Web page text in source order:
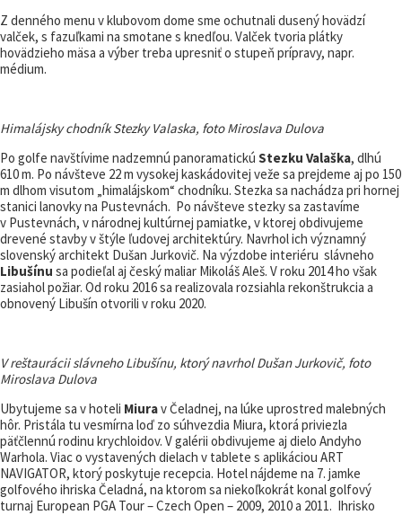
Z denného menu v klubovom dome sme ochutnali dusený hovädzí
valček, s fazuľkami na smotane s knedľou. Valček tvoria plátky
hovädzieho mäsa a výber treba upresniť o stupeň prípravy, napr.
médium.
Himalájsky chodník Stezky Valaska, foto Miroslava Dulova
Po golfe navštívime nadzemnú panoramatickú Stezku Valaška, dlhú
610 m. Po návšteve 22 m vysokej kaskádovitej veže sa prejdeme aj po 150
m dlhom visutom „himalájskom“ chodníku. Stezka sa nachádza pri hornej
stanici lanovky na Pustevnách. Po návšteve stezky sa zastavíme
v Pustevnách, v národnej kultúrnej pamiatke, v ktorej obdivujeme
drevené stavby v štýle ľudovej architektúry. Navrhol ich významný
slovenský architekt Dušan Jurkovič. Na výzdobe interiéru slávneho
Libušínu sa podieľal aj český maliar Mikoláš Aleš. V roku 2014 ho však
zasiahol požiar. Od roku 2016 sa realizovala rozsiahla rekonštrukcia a
obnovený Libušín otvorili v roku 2020.
V reštaurácii slávneho Libušínu, ktorý navrhol Dušan Jurkovič, foto
Miroslava Dulova
Ubytujeme sa v hoteli Miurav Čeladnej, na lúke uprostred malebných
hôr. Pristála tu vesmírna loď zo súhvezdia Miura, ktorá priviezla
päťčlennú rodinu krychloidov. V galérii obdivujeme aj dielo Andyho
Warhola. Viac o vystavených dielach v tablete s aplikáciou ART
NAVIGATOR, ktorý poskytuje recepcia. Hotel nájdeme na 7. jamke
golfového ihriska Čeladná, na ktorom sa niekoľkokrát konal golfový
turnaj European PGA Tour – Czech Open – 2009, 2010 a 2011. Ihrisko